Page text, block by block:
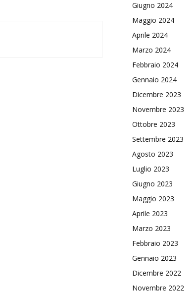
Giugno 2024
Maggio 2024
Aprile 2024
Marzo 2024
Febbraio 2024
Gennaio 2024
Dicembre 2023
Novembre 2023
Ottobre 2023
Settembre 2023
Agosto 2023
Luglio 2023
Giugno 2023
Maggio 2023
Aprile 2023
Marzo 2023
Febbraio 2023
Gennaio 2023
Dicembre 2022
Novembre 2022